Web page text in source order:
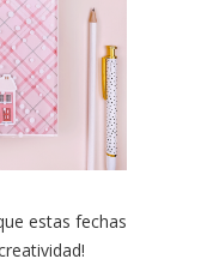
estas fechas